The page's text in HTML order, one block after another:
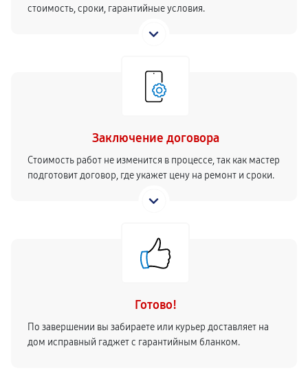
стоимость, сроки, гарантийные условия.
Заключение договора
Стоимость работ не изменится в процессе, так как мастер
подготовит договор, где укажет цену на ремонт и сроки.
Готово!
По завершении вы забираете или курьер доставляет на
дом исправный гаджет с гарантийным бланком.